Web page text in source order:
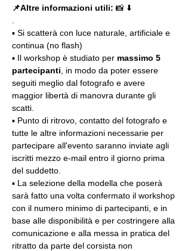
📌Altre informazioni utili: 📸 ⬇️
▪️ Si scatterà con luce naturale, artificiale e
continua (no flash)
▪️ Il workshop è studiato per massimo 5
partecipanti , in modo da poter essere
seguiti meglio dal fotografo e avere
maggior libertà di manovra durante gli
scatti.
▪️ Punto di ritrovo, contatto del fotografo e
tutte le altre informazioni necessarie per
partecipare all'evento saranno inviate agli
iscritti mezzo e-mail entro il giorno prima
del suddetto.
▪️ La selezione della modella che poserà
sarà fatto una volta confermato il workshop
con il numero minimo di partecipanti, e in
base alle disponibilità e per costringere alla
comunicazione e alla messa in pratica del
ritratto da parte del corsista non